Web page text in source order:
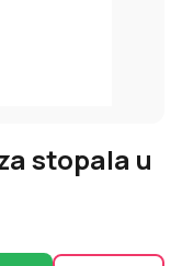
stopala u